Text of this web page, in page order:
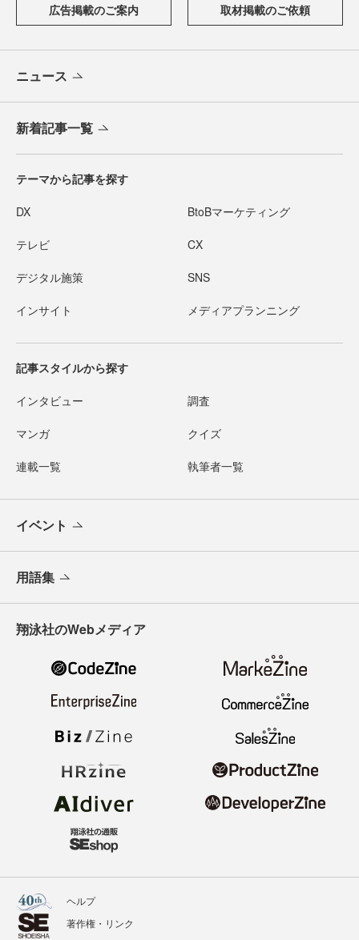
広告掲載のご案内 取材掲載のご依頼
ニュース
新着記事一覧
テーマから記事を探す
DX BtoBマーケティング
テレビ CX
デジタル施策 SNS
インサイト メディアプランニング
記事スタイルから探す
インタビュー 調査
マンガ クイズ
連載一覧 執筆者一覧
イベント
用語集
翔泳社のWebメディア
ヘルプ
著作権・リンク